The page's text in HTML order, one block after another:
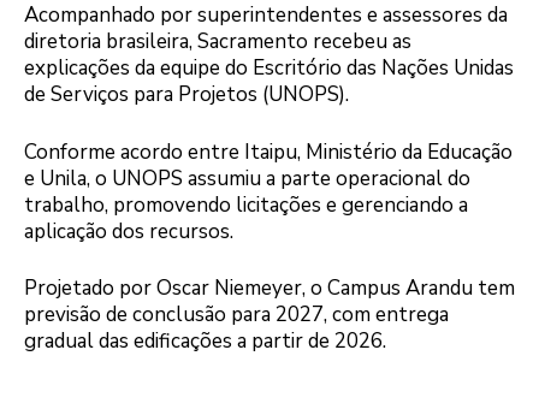
Acompanhado por superintendentes e assessores da
diretoria brasileira, Sacramento recebeu as
explicações da equipe do Escritório das Nações Unidas
de Serviços para Projetos (UNOPS).
Conforme acordo entre Itaipu, Ministério da Educação
e Unila, o UNOPS assumiu a parte operacional do
trabalho, promovendo licitações e gerenciando a
aplicação dos recursos.
Projetado por Oscar Niemeyer, o Campus Arandu tem
previsão de conclusão para 2027, com entrega
gradual das edificações a partir de 2026.